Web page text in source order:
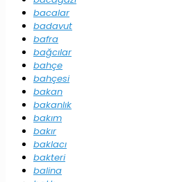
bacalar
badavut
bafra
bağcılar
bahçe
bahçesi
bakan
bakanlık
bakım
bakır
baklacı
bakteri
balina